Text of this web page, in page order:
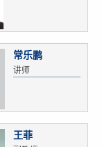
常乐鹏
讲师
王菲